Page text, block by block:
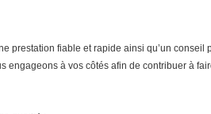
prestation fiable et rapide ainsi qu’un
engageons à vos côtés afin de contribuer à